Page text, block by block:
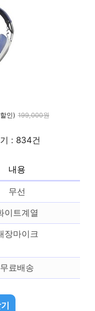
인) 199,000원
: 834건
내용
무선
이트계열
장마이크
무료배송